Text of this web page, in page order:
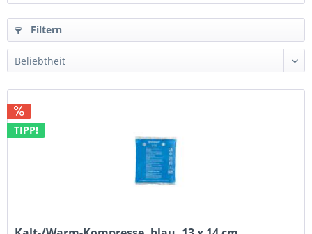
Filtern
TIPP!